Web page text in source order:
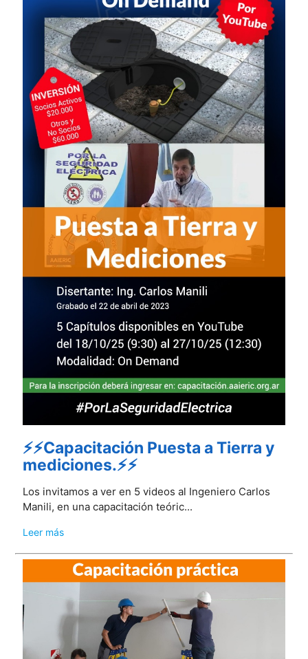
⚡⚡Capacitación Puesta a Tierra y
mediciones.⚡⚡
Los invitamos a ver en 5 videos al Ingeniero Carlos
Manili, en una capacitación teóric...
Leer más